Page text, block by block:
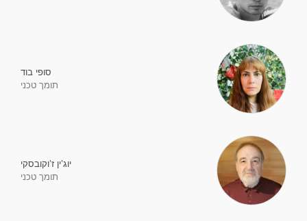
סופי בוד
תומך טכני
יוג’ין ז’וקובסקי
תומך טכני